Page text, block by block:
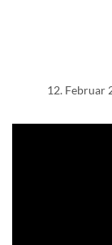
12. Februar